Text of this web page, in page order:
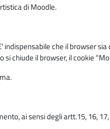
di Moodle.
che il browser
chiude il browser, il cookie
ai sensi degli artt.15, 16, 17,